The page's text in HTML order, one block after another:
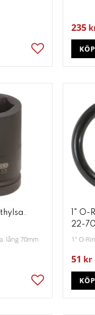
Lägg till i
235
KÖP
lång 70mm
Lägg till i
1"
22-
1" O-
51 kr
KÖP